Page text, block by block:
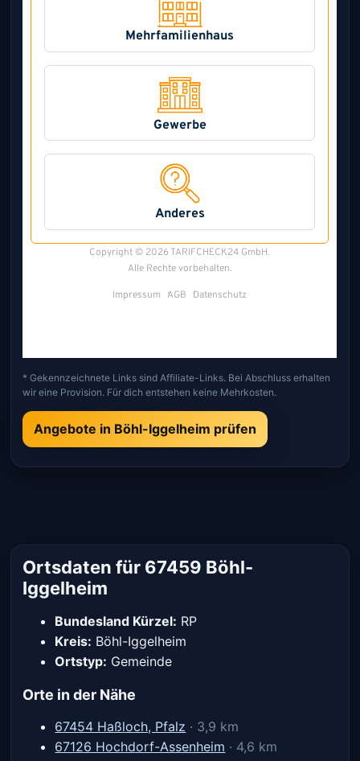
* Gekennzeichnete Links sind Affiliate-Links. Bei Abschluss erhalten
wir eine Provision. Für dich entstehen keine Mehrkosten.
Angebote in Böhl-Iggelheim prüfen
Ortsdaten für 67459 Böhl-
Iggelheim
Bundesland Kürzel: RP
Kreis: Böhl-Iggelheim
Ortstyp: Gemeinde
Orte in der Nähe
67454 Haßloch, Pfalz · 3,9 km
67126 Hochdorf-Assenheim · 4,6 km